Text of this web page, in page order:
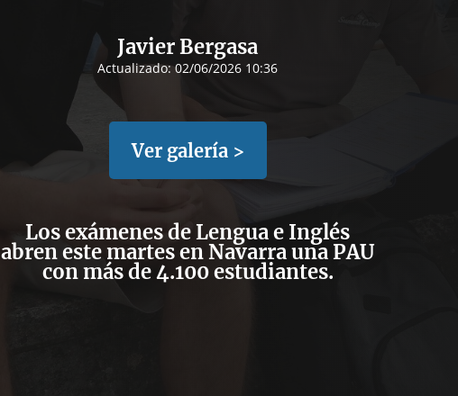
Javier Bergasa
Actualizado:02/06/2026 10:36
Ver galería >
Los exámenes de Lengua e Inglés
abren este martes en Navarra una PAU
con más de 4.100 estudiantes.